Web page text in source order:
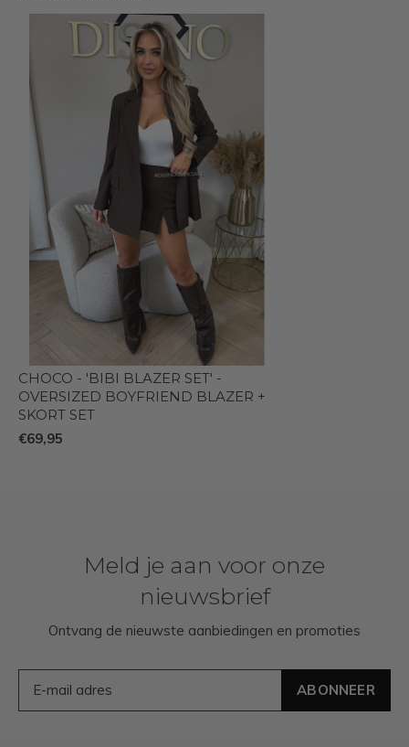
CHOCO - 'BIBI BLAZER SET' -
OVERSIZED BOYFRIEND BLAZER +
SKORT SET
€69,95
Meld je aan voor onze
nieuwsbrief
Ontvang de nieuwste aanbiedingen en promoties
ABONNEER